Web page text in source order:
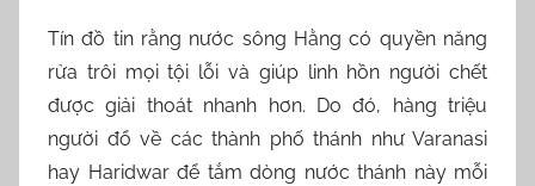
Tín đồ tin rằng nước sông Hằng có quyền năng
rửa trôi mọi tội lỗi và giúp linh hồn người chết
được giải thoát nhanh hơn. Do đó, hàng triệu
người đổ về các thành phố thánh như Varanasi
hay Haridwar để tắm dòng nước thánh này mỗi